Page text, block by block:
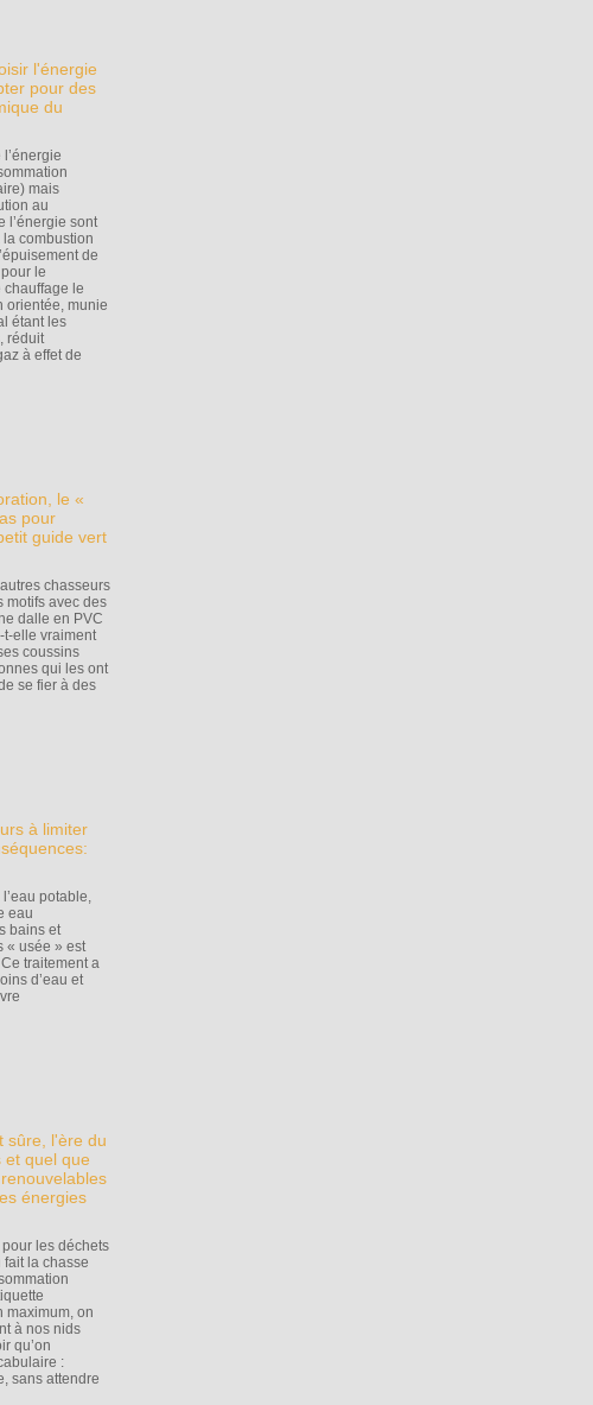
l'énergie
pour des
du
mais
au
l’énergie sont
combustion
de
le
chauffage le
orientée, munie
étant les
réduit
à effet de
le «
pour
guide vert
chasseurs
motifs avec des
dalle en PVC
t-elle vraiment
coussins
qui les ont
se fier à des
à limiter
potable,
eau
bains et
« usée » est
traitement a
d’eau et
sûre, l'ère du
et quel que
énergies
les déchets
fait la chasse
maximum, on
à nos nids
qu’on
:
sans attendre